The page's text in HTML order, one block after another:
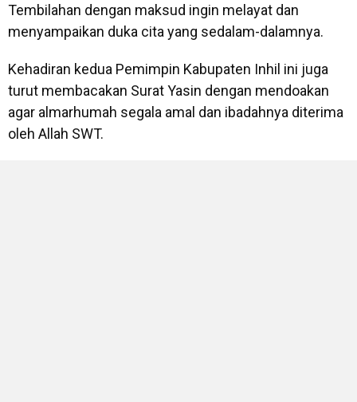
Tembilahan dengan maksud ingin melayat dan
menyampaikan duka cita yang sedalam-dalamnya.
Kehadiran kedua Pemimpin Kabupaten Inhil ini juga
turut membacakan Surat Yasin dengan mendoakan
agar almarhumah segala amal dan ibadahnya diterima
oleh Allah SWT.